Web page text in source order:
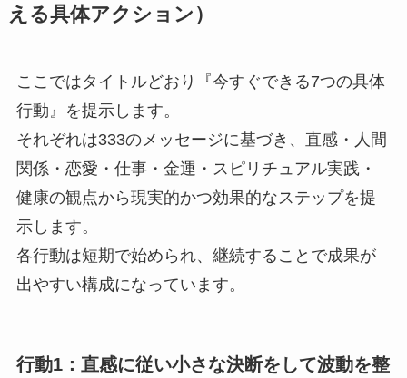
える具体アクション）
ここではタイトルどおり『今すぐできる7つの具体
行動』を提示します。
それぞれは333のメッセージに基づき、直感・人間
関係・恋愛・仕事・金運・スピリチュアル実践・
健康の観点から現実的かつ効果的なステップを提
示します。
各行動は短期で始められ、継続することで成果が
出やすい構成になっています。
行動1：直感に従い小さな決断をして波動を整